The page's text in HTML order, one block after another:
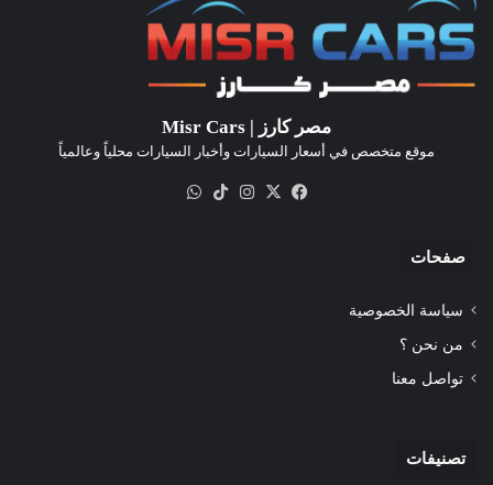
مصر كارز | Misr Cars
موقع متخصص في أسعار السيارات وأخبار السيارات محلياً وعالمياً
فيسبوك
‫X انستقرام‫TikTok
صفحات
سياسة الخصوصية
من نحن ؟
تواصل معنا
تصنيفات